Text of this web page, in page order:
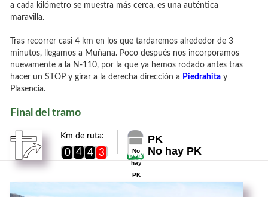
a cada kilómetro se muestra más cerca, es una auténtica
maravilla.
Tras recorrer casi 4 km en los que tardaremos alrededor de 3
minutos, llegamos a Muñana. Poco después nos incorporamos
nuevamente a la N-110, por la que ya hemos rodado antes tras
hacer un STOP y girar a la derecha dirección a Piedrahita y
Plasencia.
Final del tramo
Km de ruta:
0 4 4 3
No
hay
PK
PK
No hay PK